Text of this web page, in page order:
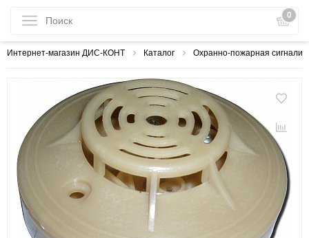
0
Интернет-магазин ДИС-КОНТ Каталог Охранно-пожарная